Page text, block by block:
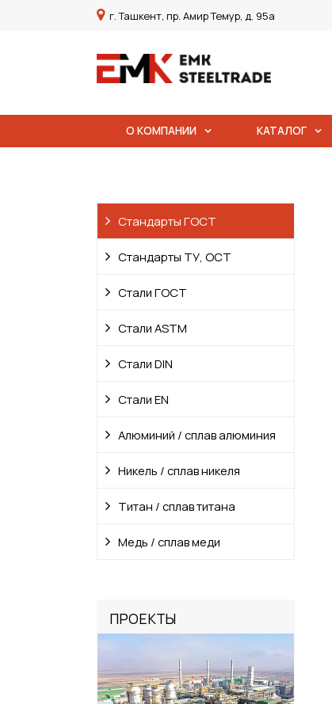
г. Ташкент, пр. Амир Темур, д. 95а
О КОМПАНИИ КАТАЛОГ
Стандарты ГОСТ
Стандарты ТУ, ОСТ
Стали ГОСТ
Стали ASTM
Стали DIN
Стали EN
Алюминий / сплав алюминия
Никель / сплав никеля
Титан / сплав титана
Медь / сплав меди
ПРОЕКТЫ